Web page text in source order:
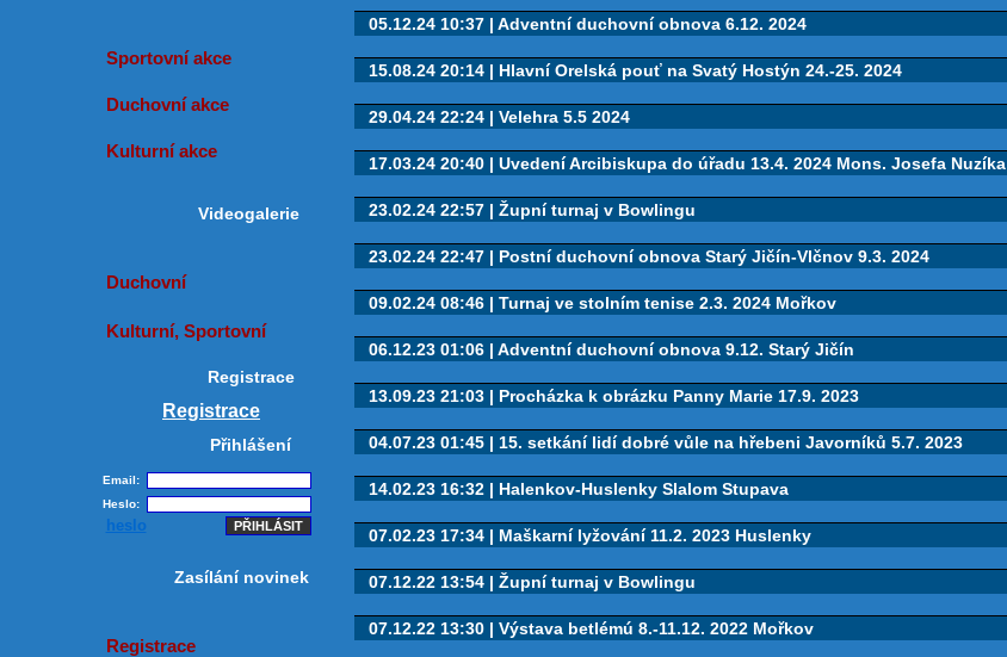
Sportovní akce
Duchovní akce
Kulturní akce
Videogalerie
Duchovní
Kulturní, Sportovní
Registrace
Registrace
Přihlášení
Email:
Heslo:
heslo
Zasílání novinek
Registrace
05.12.24 10:37 | Adventní duchovní obnova 6.12. 2024
15.08.24 20:14 | Hlavní Orelská pouť na Svatý Hostýn 24.-25. 2024
29.04.24 22:24 | Velehra 5.5 2024
17.03.24 20:40 | Uvedení Arcibiskupa do úřadu 13.4. 2024 Mons. Josefa Nuzíka
23.02.24 22:57 | Župní turnaj v Bowlingu
23.02.24 22:47 | Postní duchovní obnova Starý Jičín-Vlčnov 9.3. 2024
09.02.24 08:46 | Turnaj ve stolním tenise 2.3. 2024 Mořkov
06.12.23 01:06 | Adventní duchovní obnova 9.12. Starý Jičín
13.09.23 21:03 | Procházka k obrázku Panny Marie 17.9. 2023
04.07.23 01:45 | 15. setkání lidí dobré vůle na hřebeni Javorníků 5.7. 2023
14.02.23 16:32 | Halenkov-Huslenky Slalom Stupava
07.02.23 17:34 | Maškarní lyžování 11.2. 2023 Huslenky
07.12.22 13:54 | Župní turnaj v Bowlingu
07.12.22 13:30 | Výstava betlémú 8.-11.12. 2022 Mořkov